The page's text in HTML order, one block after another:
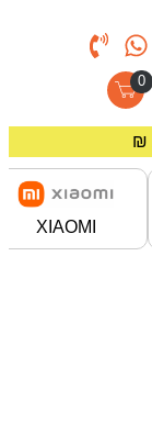
XIAOMI